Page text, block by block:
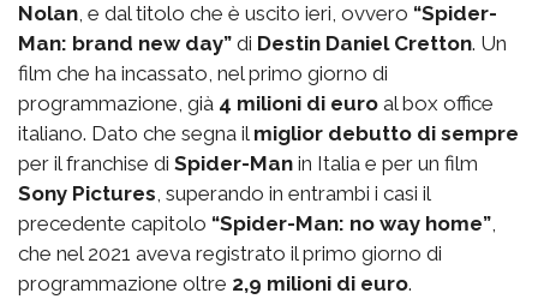
Nolan, e dal titolo che è uscito ieri, ovvero “Spider-
Man: brand new day” di Destin Daniel Cretton. Un
film che ha incassato, nel primo giorno di
programmazione, già 4 milioni di euro al box office
italiano. Dato che segna il miglior debutto di sempre
per il franchise di Spider-Man in Italia e per un film
Sony Pictures, superando in entrambi i casi il
precedente capitolo “Spider-Man: no way home”,
che nel 2021 aveva registrato il primo giorno di
programmazione oltre 2,9 milioni di euro.